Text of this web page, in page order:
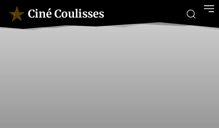
Ciné Coulisses